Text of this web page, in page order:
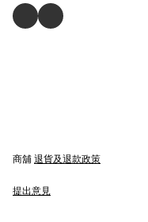
商舖 退貨及退款政策
提出意見